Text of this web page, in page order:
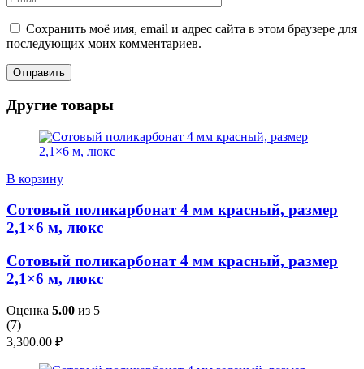
Сохранить моё имя, email и адрес сайта в этом браузере для
последующих моих комментариев.
Другие товары
В корзину
Сотовый поликарбонат 4 мм красный, размер
2,1×6 м, люкс
Сотовый поликарбонат 4 мм красный, размер
2,1×6 м, люкс
Оценка 5.00 из 5
(7)
3,300.00 ₽